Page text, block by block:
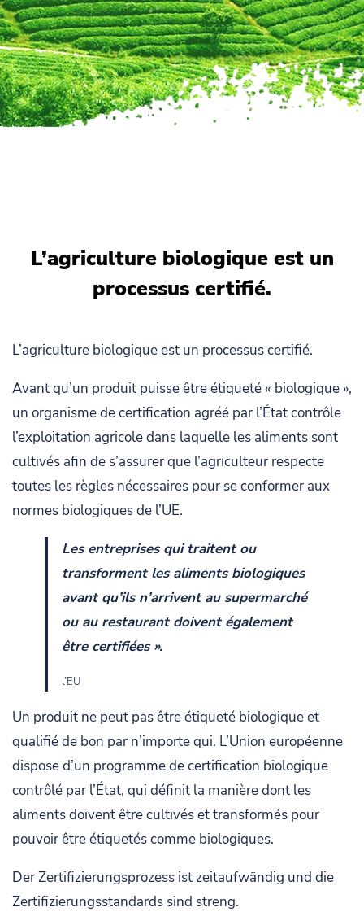
L’agriculture biologique est un
processus certifié.
L’agriculture biologique est un processus certifié.
Avant qu’un produit puisse être étiqueté « biologique »,
un organisme de certification agréé par l’État contrôle
l’exploitation agricole dans laquelle les aliments sont
cultivés afin de s’assurer que l’agriculteur respecte
toutes les règles nécessaires pour se conformer aux
normes biologiques de l’UE.
Les entreprises qui traitent ou
transforment les aliments biologiques
avant qu’ils n’arrivent au supermarché
ou au restaurant doivent également
être certifiées ».
l’EU
Un produit ne peut pas être étiqueté biologique et
qualifié de bon par n’importe qui. L’Union européenne
dispose d’un programme de certification biologique
contrôlé par l’État, qui définit la manière dont les
aliments doivent être cultivés et transformés pour
pouvoir être étiquetés comme biologiques.
Der Zertifizierungsprozess ist zeitaufwändig und die
Zertifizierungsstandards sind streng.